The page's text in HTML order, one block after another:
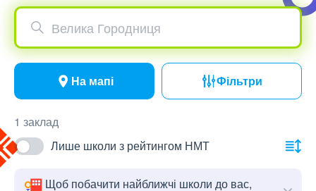
Велика Городниця
На мапі Фільтри
1 заклад
Лише школи з рейтингом НМТ
Щоб побачити найближчі школи до вас,